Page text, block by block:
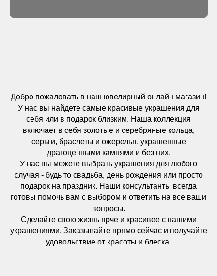
Добро пожаловать в наш ювелирный онлайн магазин!
У нас вы найдете самые красивые украшения для
себя или в подарок близким. Наша коллекция
включает в себя золотые и серебряные кольца,
серьги, браслеты и ожерелья, украшенные
драгоценными камнями и без них.
У нас вы можете выбрать украшения для любого
случая - будь то свадьба, день рождения или просто
подарок на праздник. Наши консультанты всегда
готовы помочь вам с выбором и ответить на все ваши
вопросы.
Сделайте свою жизнь ярче и красивее с нашими
украшениями. Заказывайте прямо сейчас и получайте
удовольствие от красоты и блеска!